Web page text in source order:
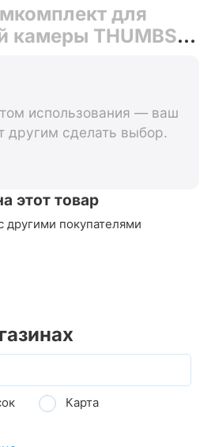
для
камеры THUMBS
использования — ваш
другим сделать выбор.
этот товар
покупателями
Карта